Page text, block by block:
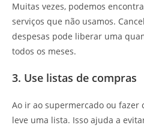
Muitas vezes, podemos
serviços que não usamos.
despesas pode liberar uma
todos os meses.
3. Use listas de compras
Ao ir ao supermercado ou fazer
leve uma lista. Isso ajuda a